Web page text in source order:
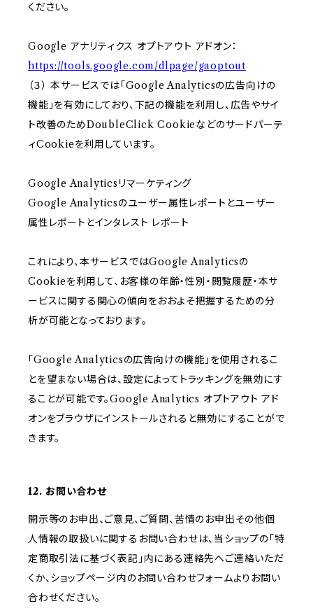
ください。
Google アナリティクス オプトアウト アドオン：
https://tools.google.com/dlpage/gaoptout
（３） 本サービスでは「Google Analyticsの広告向けの
機能」を有効にしており、下記の機能を利用し、広告やサイ
ト改善のためDoubleClick Cookieなどのサードパーテ
ィCookieを利用しています。
Google Analyticsリマーケティング
Google Analyticsのユーザー属性レポートとユーザー
属性レポートとインタレスト レポート
これにより、本サービスではGoogle Analyticsの
Cookieを利用して、お客様の年齢・性別・閲覧履歴・本サ
ービスに関する関心の傾向をおおよそ把握するための分
析が可能となっております。
「Google Analyticsの広告向けの機能」を使用されるこ
とを望まない場合は、設定によってトラッキングを無効にす
ることが可能です。Google Analytics オプトアウト アド
オンをブラウザにインストールされると無効にすることがで
きます。
12. お問い合わせ
開示等のお申出、ご意見、ご質問、苦情のお申出その他個
人情報の取扱いに関するお問い合わせは、当ショップの「特
定商取引法に基づく表記」内にある連絡先へご連絡いただ
くか、ショップページ内のお問い合わせフォームよりお問い
合わせください。